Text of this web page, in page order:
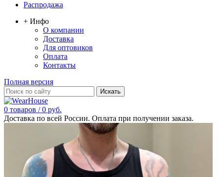
Распродажа
+ Инфо
О компании
Доставка
Для оптовиков
Оплата
Контакты
Полная версия
0 товаров / 0 руб.
Доставка по всей России. Оплата при получении заказа.